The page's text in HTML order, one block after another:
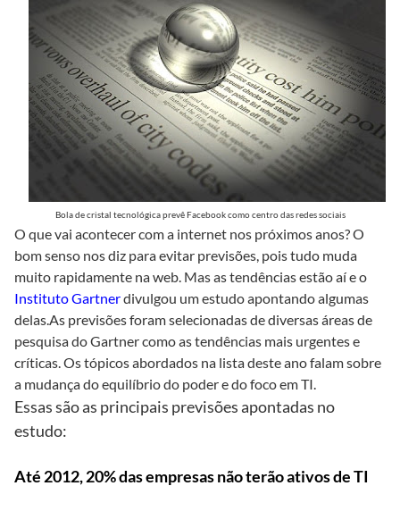
Bola de cristal tecnológica prevê Facebook como centro das redes sociais
O que vai acontecer com a internet nos próximos anos? O
bom senso nos diz para evitar previsões, pois tudo muda
muito rapidamente na web. Mas as tendências estão aí e o
Instituto Gartnerdivulgou um estudo apontando algumas
delas.As previsões foram selecionadas de diversas áreas de
pesquisa do Gartner como as tendências mais urgentes e
críticas. Os tópicos abordados na lista deste ano falam sobre
a mudança do equilíbrio do poder e do foco em TI.
Essas são as principais previsões apontadas no
estudo:
Até 2012, 20% das empresas não terão ativos de TI